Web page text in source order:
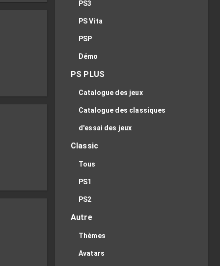
PS3
PS Vita
PSP
Démo
PS PLUS
Catalogue des jeux
Catalogue des classiques
d'essai des jeux
Classic
Tous
PS1
PS2
Autre
Thèmes
Avatars